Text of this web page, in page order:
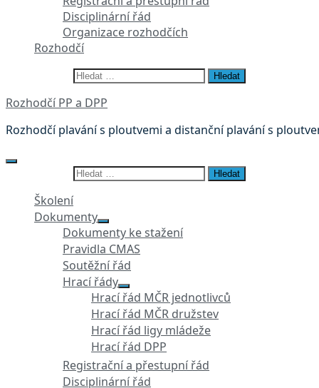
Disciplinární řád
Organizace rozhodčích
Rozhodčí
Rozhodčí PP a DPP
Rozhodčí plavání s ploutvemi a distanční plavání s
Školení
Dokumenty
Dokumenty ke stažení
Pravidla CMAS
Soutěžní řád
Hrací řády
Hrací řád MČR jednotlivců
Hrací řád MČR družstev
Hrací řád ligy mládeže
Hrací řád DPP
Registrační a přestupní řád
Disciplinární řád